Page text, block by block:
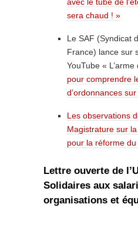
sera chaud ! »
Le SAF (Syndicat
France) lance sur
YouTube «
pour comprendre
d’ordonnances
Les observations
Magistrature sur
pour la réforme
Lettre ouverte de
Solidaires aux
organisations et